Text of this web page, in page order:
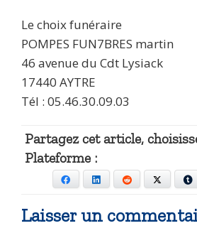
Le choix funéraire
POMPES FUN7BRES martin
46 avenue du Cdt Lysiack
17440 AYTRE
Tél : 05.46.30.09.03
Partagez cet article,
Plateforme :
Facebook LinkedIn Reddit
Laisser un